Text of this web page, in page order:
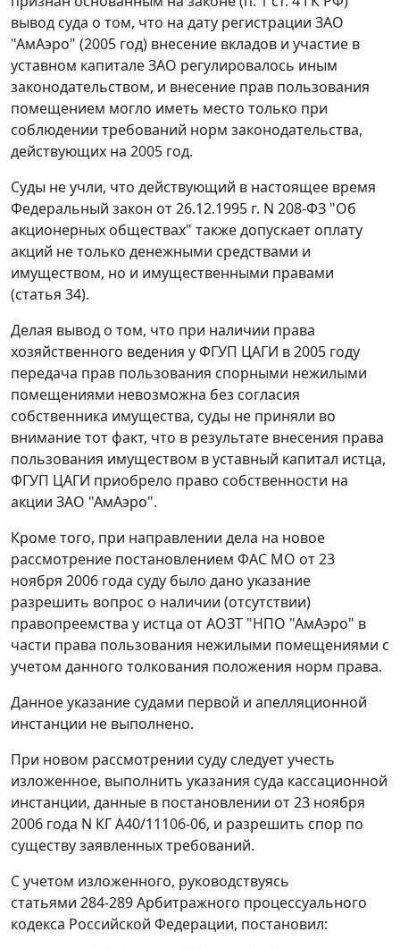
вывод суда о том, что на дату регистрации ЗАО
"АмАэро" (2005 год) внесение вкладов и участие в
уставном капитале ЗАО регулировалось иным
законодательством, и внесение прав пользования
помещением могло иметь место только при
соблюдении требований норм законодательства,
действующих на 2005 год.
Суды не учли, что действующий в настоящее время
Федеральный закон от 26.12.1995 г. N 208-ФЗ "Об
акционерных обществах" также допускает оплату
акций не только денежными средствами и
имуществом, но и имущественными правами
(статья 34).
Делая вывод о том, что при наличии права
хозяйственного ведения у ФГУП ЦАГИ в 2005 году
передача прав пользования спорными нежилыми
помещениями невозможна без согласия
собственника имущества, суды не приняли во
внимание тот факт, что в результате внесения права
пользования имуществом в уставный капитал истца,
ФГУП ЦАГИ приобрело право собственности на
акции ЗАО "АмАэро".
Кроме того, при направлении дела на новое
рассмотрение постановлением ФАС МО от 23
ноября 2006 года суду было дано указание
разрешить вопрос о наличии (отсутствии)
правопреемства у истца от АОЗТ "НПО "АмАэро" в
части права пользования нежилыми помещениями с
учетом данного толкования положения норм права.
Данное указание судами первой и апелляционной
инстанции не выполнено.
При новом рассмотрении суду следует учесть
изложенное, выполнить указания суда кассационной
инстанции, данные в постановлении от 23 ноября
2006 года N КГ А40/11106-06, и разрешить спор по
существу заявленных требований.
С учетом изложенного, руководствуясь
статьями 284-289Арбитражного процессуального
кодекса Российской Федерации, постановил: